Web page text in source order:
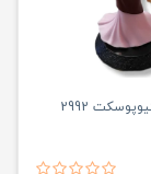
2992